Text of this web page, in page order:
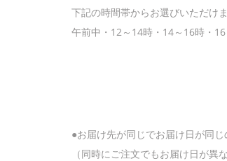
下記の時間帯からお選びいただけま
午前中・12～14時・14～16時・
●お届け先が同じでお届け日が同
（同時にご注文でもお届け日が異